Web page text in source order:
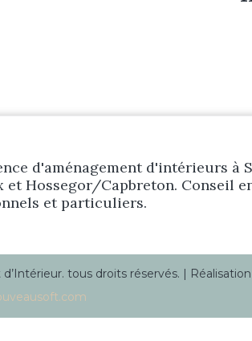
d'aménagement d'intérieurs à
et Hossegor/Capbreton. Conseil
et particuliers.
tous droits réservés. | Réalisation